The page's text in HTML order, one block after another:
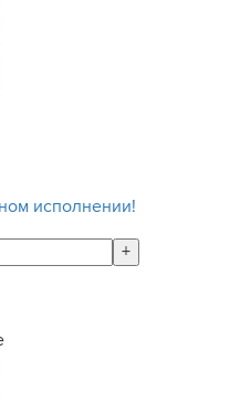
исполнении!
+